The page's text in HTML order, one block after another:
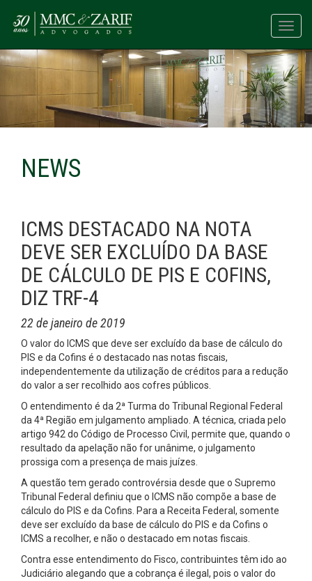
NEWS
ICMS DESTACADO NA NOTA
DEVE SER EXCLUÍDO DA BASE
DE CÁLCULO DE PIS E COFINS,
DIZ TRF-4
22 de janeiro de 2019
O valor do ICMS que deve ser excluído da base de cálculo do
PIS e da Cofins é o destacado nas notas fiscais,
independentemente da utilização de créditos para a redução
do valor a ser recolhido aos cofres públicos.
O entendimento é da 2ª Turma do Tribunal Regional Federal
da 4ª Região em julgamento ampliado. A técnica, criada pelo
artigo 942 do Código de Processo Civil, permite que, quando o
resultado da apelação não for unânime, o julgamento
prossiga com a presença de mais juízes.
A questão tem gerado controvérsia desde que o Supremo
Tribunal Federal definiu que o ICMS não compõe a base de
cálculo do PIS e da Cofins. Para a Receita Federal, somente
deve ser excluído da base de cálculo do PIS e da Cofins o
ICMS a recolher, e não o destacado em notas fiscais.
Contra esse entendimento do Fisco, contribuintes têm ido ao
Judiciário alegando que a cobrança é ilegal, pois o valor do